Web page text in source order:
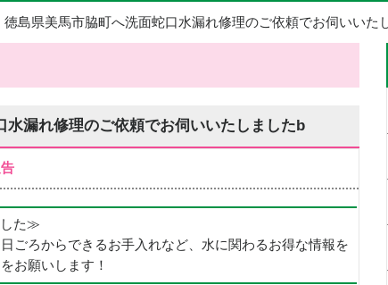
徳島県美馬市脇町へ洗面蛇口水漏れ修理のご依頼でお伺いいた
水漏れ修理のご依頼でお伺いいたしましたb
した≫
ごろからできるお手入れなど、水に関わるお得な情報を
お願いします！